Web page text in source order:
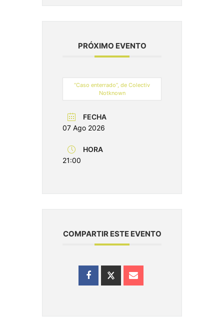
PRÓXIMO EVENTO
“Caso enterrado”, de Colectiv
Notknown
FECHA
07 Ago 2026
HORA
21:00
COMPARTIR ESTE EVENTO